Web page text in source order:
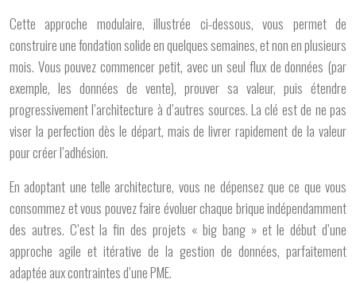
Cette approche modulaire, illustrée ci-dessous, vous permet de
construire une fondation solide en quelques semaines, et non en plusieurs
mois. Vous pouvez commencer petit, avec un seul flux de données (par
exemple, les données de vente), prouver sa valeur, puis étendre
progressivement l’architecture à d’autres sources. La clé est de ne pas
viser la perfection dès le départ, mais de livrer rapidement de la valeur
pour créer l’adhésion.
En adoptant une telle architecture, vous ne dépensez que ce que vous
consommez et vous pouvez faire évoluer chaque brique indépendamment
des autres. C’est la fin des projets « big bang » et le début d’une
approche agile et itérative de la gestion de données, parfaitement
adaptée aux contraintes d’une PME.